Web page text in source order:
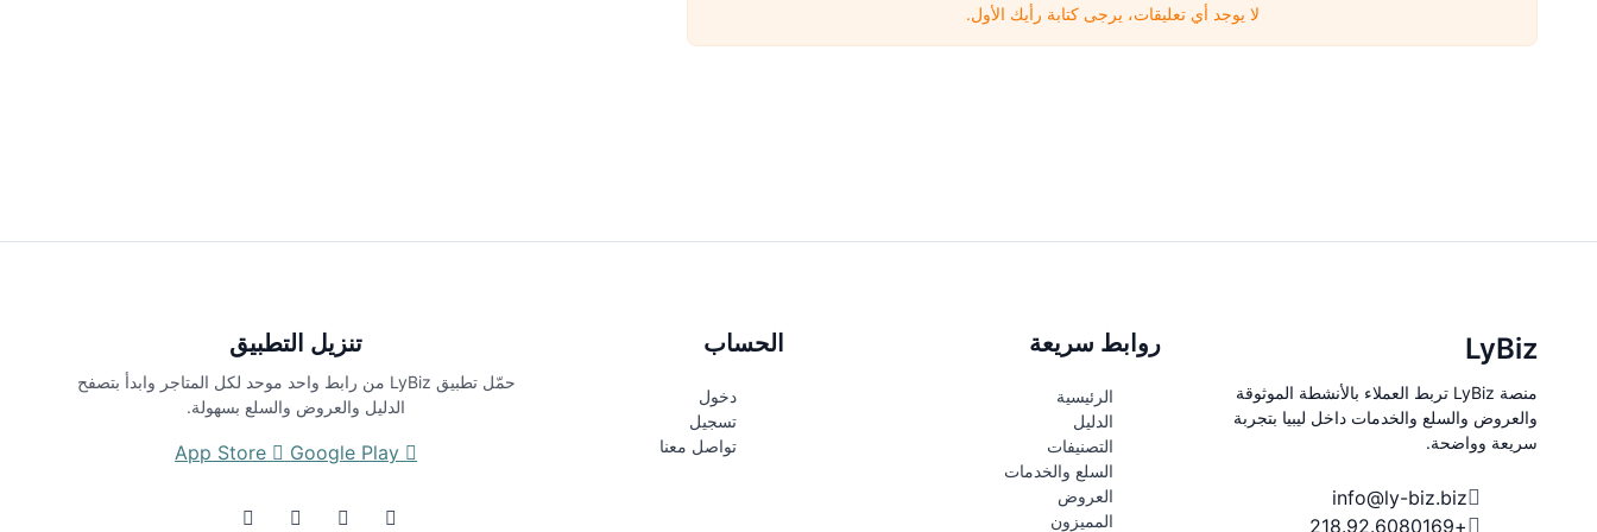
لا يوجد أي تعليقات، يرجى كتابة رأيك الأول.
LyBiz
منصة LyBiz تربط العملاء بالأنشطة الموثوقة
والعروض والسلع والخدمات داخل ليبيا بتجربة
سريعة وواضحة.
info@ly-biz.biz
+218.92.6080169
روابط سريعة
الرئيسية
الدليل
التصنيفات
السلع والخدمات
العروض
المميزون
الحساب
دخول
تسجيل
تواصل معنا
تنزيل التطبيق
حمّل تطبيق LyBiz من رابط واحد موحد لكل المتاجر وابدأ بتصفح
الدليل والعروض والسلع بسهولة.
App Store Google Play